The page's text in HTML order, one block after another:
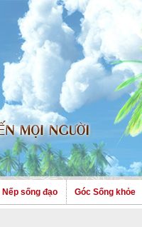
Nếp sống đạo Góc Sống khỏe